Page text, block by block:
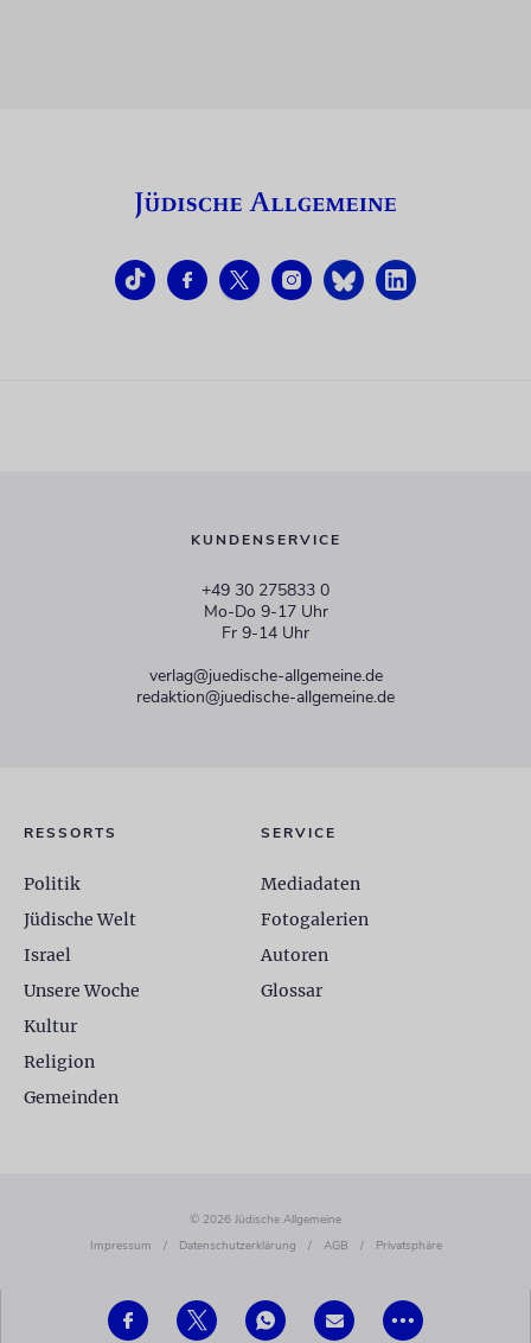
•••
KUNDENSERVICE
+49 30 275833 0
Mo-Do 9-17 Uhr
Fr 9-14 Uhr
verlag@juedische-allgemeine.de
redaktion@juedische-allgemeine.de
RESSORTS
Politik
Jüdische Welt
Israel
Unsere Woche
Kultur
Religion
Gemeinden
SERVICE
Mediadaten
Fotogalerien
Autoren
Glossar
© 2026 Jüdische Allgemeine
Impressum
/ Datenschutzerklärung / AGB / Privatsphäre